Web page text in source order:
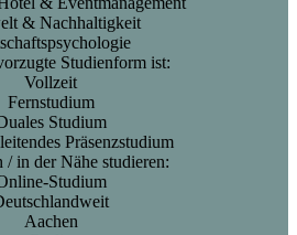
& Nachhaltigkeit
Studienform ist:
Vollzeit
Fernstudium
Studium
Präsenzstudium
in der Nähe studieren:
Studium
Aachen